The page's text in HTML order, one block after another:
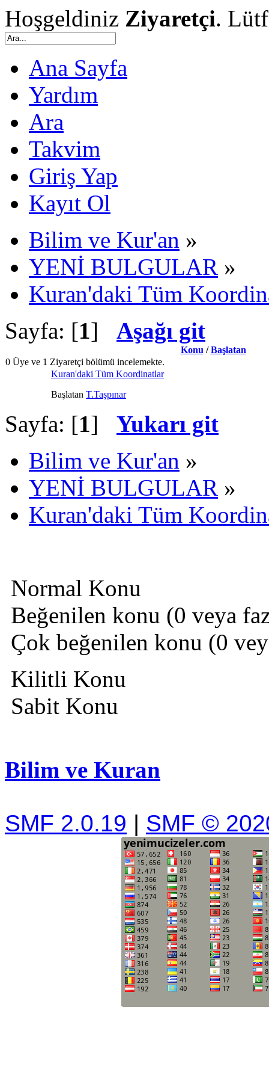
Hoşgeldiniz Ziyaretçi.
Ana Sayfa
Yardım
Ara
Takvim
Giriş Yap
Kayıt Ol
Bilim ve Kur'an »
YENİ BULGULAR »
Kuran'daki Tüm
Sayfa: [1] Aşağı git
Konu /Başlatan
0 Üye ve 1 Ziyaretçi bölümü incelemekte.
Kuran'daki Tüm Koordinatlar
Başlatan T.Taşpınar
Sayfa: [1] Yukarı git
Bilim ve Kur'an »
YENİ BULGULAR »
Kuran'daki Tüm
Normal Konu
Beğenilen konu (0 veya
Çok beğenilen konu (0
Kilitli Konu
Sabit Konu
Bilim ve Kuran
SMF 2.0.19 | SMF ©